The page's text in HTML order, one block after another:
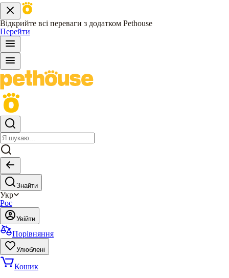
Відкрийте всі переваги з додатком Pethouse
Перейти
Знайти
Укр
Рос
Увійти
Порівняння
Улюблені
Кошик